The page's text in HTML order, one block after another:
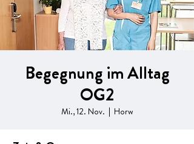
Begegnung im Alltag
OG2
Mi., 12. Nov.
  |
Horw